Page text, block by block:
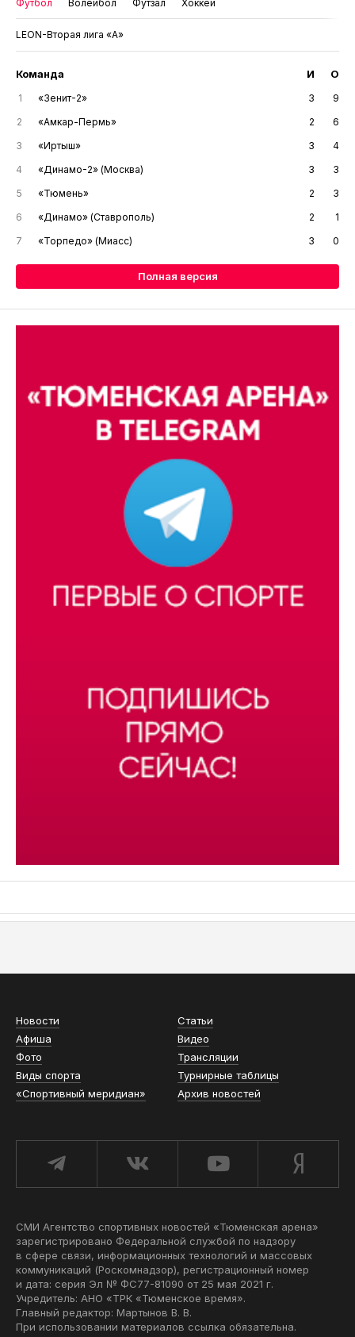
Футбол Волейбол Футзал Хоккей
LEON-Вторая лига «А»
Команда И О
1 «Зенит-2» 3
9
2
«Амкар-Пермь» 2
6
3
«Иртыш» 3
4
4
«Динамо-2» (Москва) 3
3
5
«Тюмень» 2
3
6
«Динамо» (Ставрополь) 2
1
7
«Торпедо» (Миасс) 3 0
Полная версия
Новости
Статьи
Афиша
Видео
Фото
Трансляции
Виды спорта
Турнирные таблицы
«Спортивный меридиан»
Архив новостей
СМИ Агентство спортивных новостей «Тюменская арена»
зарегистрировано Федеральной службой по надзору
в сфере связи, информационных технологий и массовых
коммуникаций (Роскомнадзор), регистрационный номер
и дата: серия Эл № ФС77-81090 от 25 мая 2021 г.
Учредитель: АНО «ТРК «Тюменское время».
Главный редактор: Мартынов В. В.
При использовании материалов ссылка обязательна.